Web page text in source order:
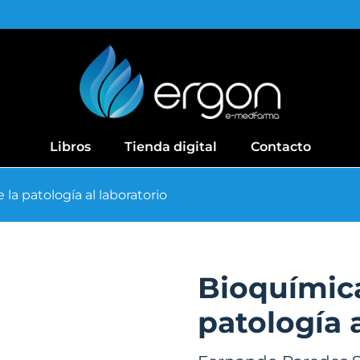
Libros Tienda digital Contacto
la patología al laboratorio
patología